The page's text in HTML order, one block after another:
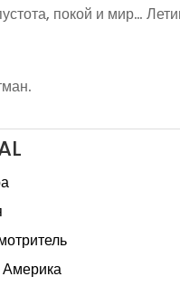
покой и мир…